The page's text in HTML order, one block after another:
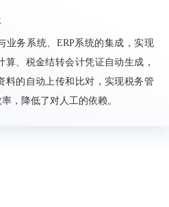
业务系统、ERP系统的集成，实现
、税金结转会计凭证自动生成，
料的自动上传和比对，实现税务管
，降低了对人工的依赖。